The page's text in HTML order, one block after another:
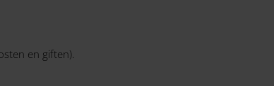
en giften).